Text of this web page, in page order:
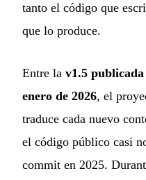
tanto el código que
que lo produce.
Entre la v1.5
enero de 2026, el
traduce cada nuevo
el código público casi
commit en 2025.